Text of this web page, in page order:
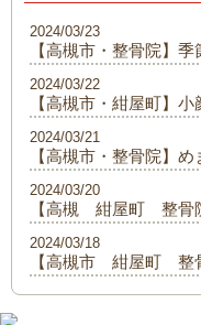
【高槻市・整骨院】
2024/03/23
【高槻市・紺屋町】
2024/03/22
【高槻市・整骨院】
2024/03/21
【高槻 紺屋町 整骨
2024/03/20
【高槻市 紺屋町 整
2024/03/18